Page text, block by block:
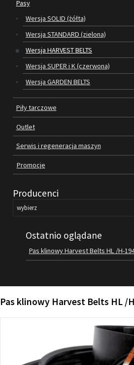
SILNIKI ELEKTRYCZNE
PIŁY TARCZOWE
OUTLET
SERWIS I REGENERACJA MASZYN
PROMOCJE
REGULAMIN
KATALOGI
OBRABIARKI DO DREWNA
SILNIKI ELEKTRYCZNE
KONTAKT
Pasy
Wersja SOLID (żółta)
Wersja STANDARD (zielona)
Wersja HARVEST BELTS
Wersja SUPER i K (czerwona)
Wersja GARDEN BELTS
Piły tarczowe
Outlet
Serwis i regeneracja maszyn
Promocje
Producenci
Ostatnio oglądane
Pas klinowy Harvest Belts HL /H-
Pas klinowy Harvest Belts HL /